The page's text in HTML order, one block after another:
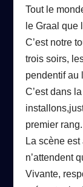
Tout le
le Graal que
C’est notre
trois soirs,
pendentif au
C’est dans
premier rang.
La scène
n’attendent
Vivante,